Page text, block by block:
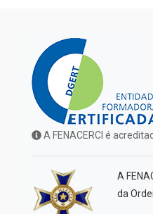
A FENACERCI é
A
da